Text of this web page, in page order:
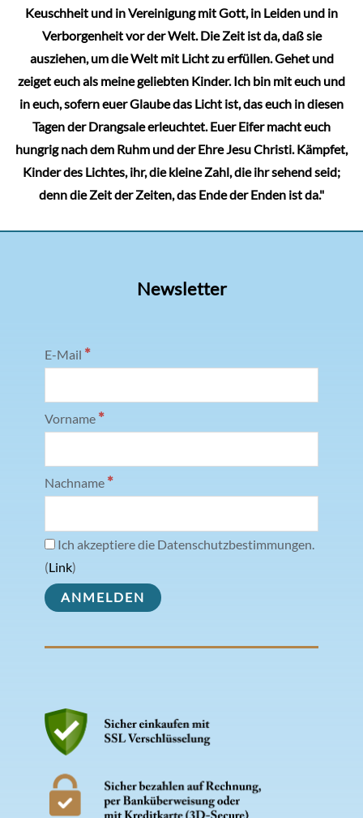
Keuschheit und in Vereinigung mit Gott, in Leiden und in
Verborgenheit vor der Welt. Die Zeit ist da, daß sie
ausziehen, um die Welt mit Licht zu erfüllen. Gehet und
zeiget euch als meine geliebten Kinder. Ich bin mit euch und
in euch, sofern euer Glaube das Licht ist, das euch in diesen
Tagen der Drangsale erleuchtet. Euer Eifer macht euch
hungrig nach dem Ruhm und der Ehre Jesu Christi. Kämpfet,
Kinder des Lichtes, ihr, die kleine Zahl, die ihr sehend seid;
denn die Zeit der Zeiten, das Ende der Enden ist da."
Newsletter
E-Mail *
Vorname *
Nachname *
Ich akzeptiere die Datenschutzbestimmungen.
(Link)